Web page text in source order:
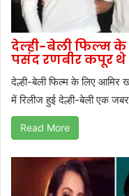
देल्ही-बेली फिल्म
पसंद रणबीर कपूर थे
देल्ही-बेली फिल्म के लिए आमिर
में रिलीज हुई देल्ही-बेली एक
Read More